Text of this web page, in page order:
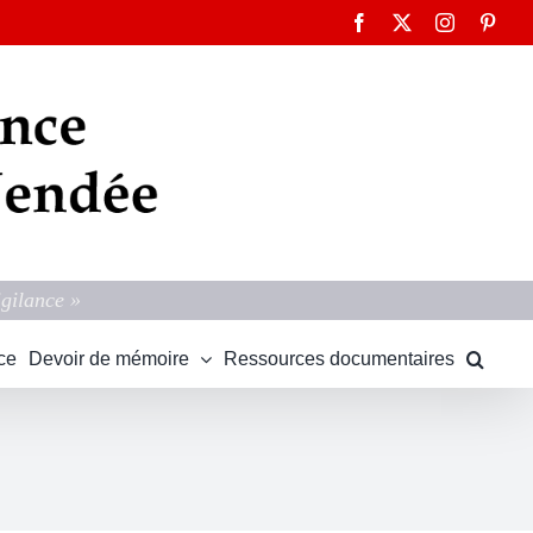
Facebook Instagram
»
Devoir de mémoire Ressources documentaires